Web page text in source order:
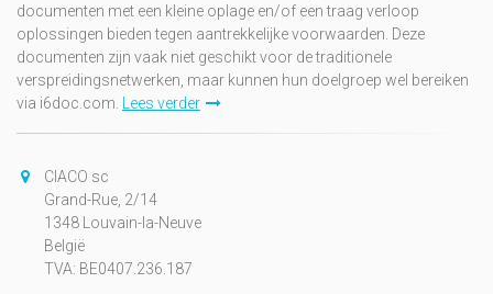
documenten met een kleine oplage en/of een traag verloop
oplossingen bieden tegen aantrekkelijke voorwaarden. Deze
documenten zijn vaak niet geschikt voor de traditionele
verspreidingsnetwerken, maar kunnen hun doelgroep wel bereiken
via i6doc.com.
Lees verder
CIACO sc
Grand-Rue, 2/14
1348 Louvain-la-Neuve
België
TVA: BE0407.236.187